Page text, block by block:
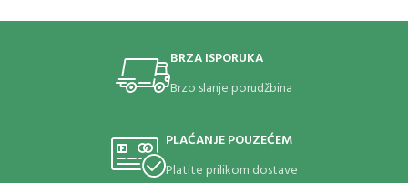
BRZA ISPORUKA
Brzo slanje porudžbina
PLAĆANJE POUZEĆEM
Platite prilikom dostave